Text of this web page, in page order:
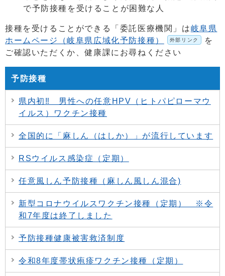
で予防接種を受けることが困難な人
接種を受けることができる「委託医療機関」は岐阜県
ホームページ（岐阜県広域化予防接種）
外部リンク
を
ご確認いただくか、健康課にお尋ねください
予防接種
県内初‼ 男性への任意HPV（ヒトパピローマウ
イルス）ワクチン接種
全国的に「麻しん（はしか）」が流行しています
RSウイルス感染症（定期）
任意風しん予防接種（麻しん風しん混合)
新型コロナウイルスワクチン接種（定期） ※令
和7年度は終了しました
予防接種健康被害救済制度
令和8年度帯状疱疹ワクチン接種（定期）